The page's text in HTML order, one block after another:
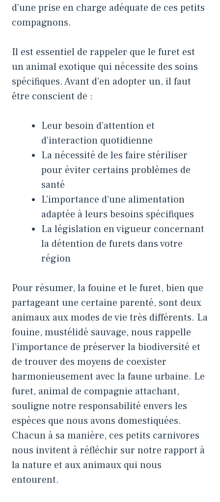
d’une prise en charge adéquate de ces petits
compagnons.
Il est essentiel de rappeler que le furet est
un animal exotique qui nécessite des soins
spécifiques. Avant d’en adopter un, il faut
être conscient de :
Leur besoin d’attention et
d’interaction quotidienne
La nécessité de les faire stériliser
pour éviter certains problèmes de
santé
L’importance d’une alimentation
adaptée à leurs besoins spécifiques
La législation en vigueur concernant
la détention de furets dans votre
région
Pour résumer, la fouine et le furet, bien que
partageant une certaine parenté, sont deux
animaux aux modes de vie très différents. La
fouine, mustélidé sauvage, nous rappelle
l’importance de préserver la biodiversité et
de trouver des moyens de coexister
harmonieusement avec la faune urbaine. Le
furet, animal de compagnie attachant,
souligne notre responsabilité envers les
espèces que nous avons domestiquées.
Chacun à sa manière, ces petits carnivores
nous invitent à réfléchir sur notre rapport à
la nature et aux animaux qui nous
entourent.